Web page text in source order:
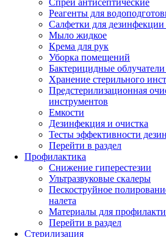
Спреи антисептические
Реагенты для
Салфетки для дезинфекции
Мыло жидкое
Крема для рук
Уборка помещений
Бактерицидные
Хранение стерильного
Предстерилизационная
инструментов
Емкости
Дезинфекция и очистка
Тесты эффективности
Перейти в раздел
Профилактика
Снижение гиперестезии
Ультразвуковые скалеры
Пескоструйное
налета
Материалы для
Перейти в раздел
Стерилизация